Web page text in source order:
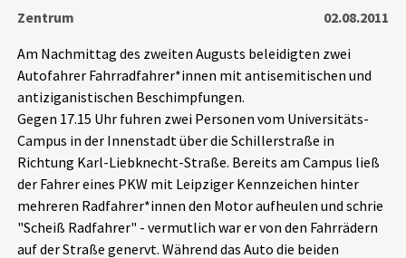
Dossiers
Leipziger Zustände
Schlaglichter
Phänomene
Aktuelles
Zentrum
02.08.2011
Am Nachmittag des zweiten Augusts beleidigten zwei
Autofahrer Fahrradfahrer*innen mit antisemitischen und
antiziganistischen Beschimpfungen.
Gegen 17.15 Uhr fuhren zwei Personen vom Universitäts-
Campus in der Innenstadt über die Schillerstraße in
Richtung Karl-Liebknecht-Straße. Bereits am Campus ließ
der Fahrer eines PKW mit Leipziger Kennzeichen hinter
mehreren Radfahrer*innen den Motor aufheulen und schrie
"Scheiß Radfahrer" - vermutlich war er von den Fahrrädern
auf der Straße genervt. Während das Auto die beiden
Filter Erklärungen